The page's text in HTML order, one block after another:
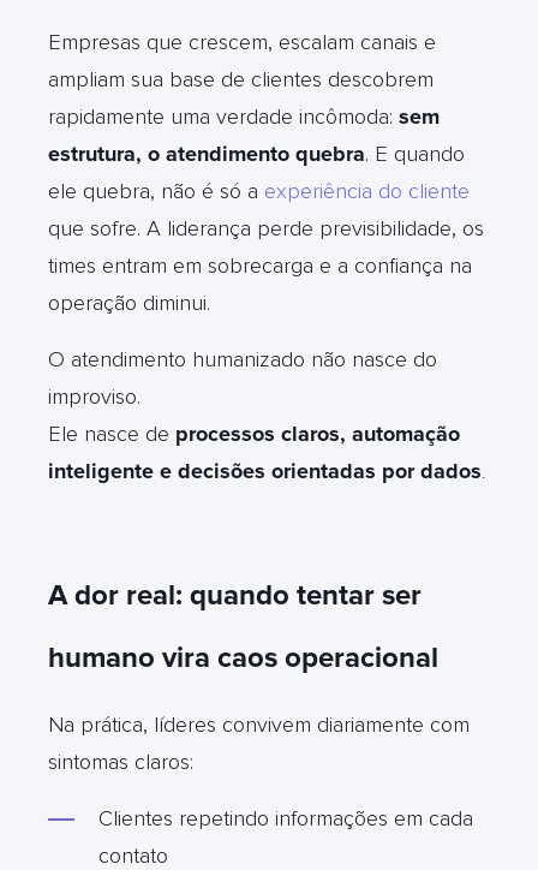
Empresas que crescem, escalam canais e
ampliam sua base de clientes descobrem
rapidamente uma verdade incômoda: sem
estrutura, o atendimento quebra. E quando
ele quebra, não é só a experiência do cliente
que sofre. A liderança perde previsibilidade, os
times entram em sobrecarga e a confiança na
operação diminui.
O atendimento humanizado não nasce do
improviso.
Ele nasce de processos claros, automação
inteligente e decisões orientadas por dados.
A dor real: quando tentar ser
humano vira caos operacional
Na prática, líderes convivem diariamente com
sintomas claros:
Clientes repetindo informações em cada
contato